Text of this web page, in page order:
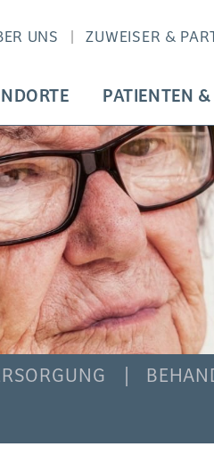
UNS ZUWEISER &
PATIENTEN